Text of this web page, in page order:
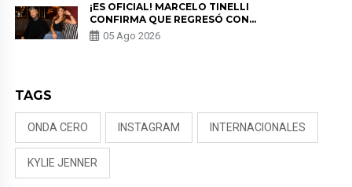
¡ES OFICIAL! MARCELO TINELLI
CONFIRMA QUE REGRESÓ CON
MILETT FIGUEROA: “EL AMOR
PUDO MÁS”
05 Ago 2026
TAGS
ONDA CERO INSTAGRAM INTERNACIONALES
KYLIE JENNER